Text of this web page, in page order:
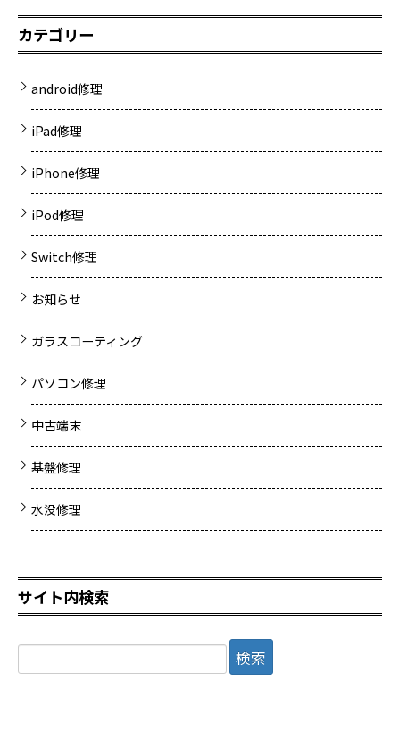
カテゴリー
android修理
iPad修理
iPhone修理
iPod修理
Switch修理
お知らせ
ガラスコーティング
パソコン修理
中古端末
基盤修理
水没修理
サイト内検索
検
索: